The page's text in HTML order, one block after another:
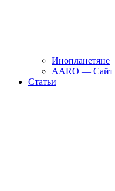
Инопланетяне
AARO — Сайт
Статьи